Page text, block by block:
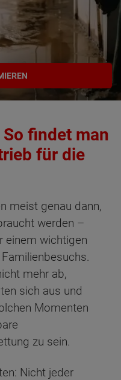
findet man
für die
meist genau dann,
werden –
einem wichtigen
mehr ab,
sich aus und
Momenten
zu sein.
Nicht jeder